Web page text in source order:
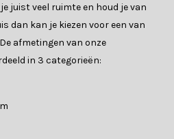
juist veel ruimte en houd je van
dan kan je kiezen voor een van
afmetingen van onze
in 3 categorieën: